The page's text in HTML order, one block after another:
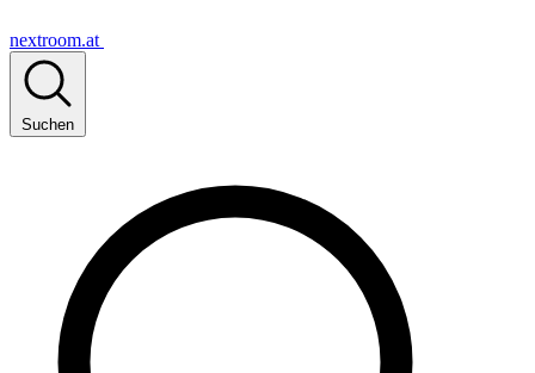
nextroom.at
Suchen